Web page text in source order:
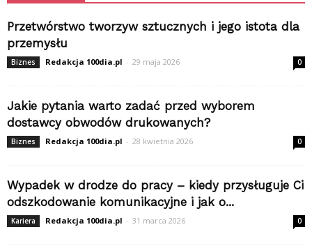
Przetwórstwo tworzyw sztucznych i jego istota dla
przemysłu
Biznes Redakcja 100dia.pl - 29 maja 2026 0
Jakie pytania warto zadać przed wyborem
dostawcy obwodów drukowanych?
Biznes Redakcja 100dia.pl - 28 kwietnia 2026 0
Wypadek w drodze do pracy – kiedy przysługuje Ci
odszkodowanie komunikacyjne i jak o...
Kariera Redakcja 100dia.pl - 31 marca 2026 0